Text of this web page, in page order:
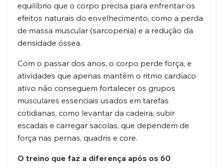
equilíbrio que o corpo precisa para enfrentar os
efeitos naturais do envelhecimento, como a perda
de massa muscular (sarcopenia) e a redução da
densidade óssea.
Com o passar dos anos, o corpo perde força, e
atividades que apenas mantêm o ritmo cardíaco
ativo não conseguem fortalecer os grupos
musculares essenciais usados em tarefas
cotidianas, como levantar da cadeira, subir
escadas e carregar sacolas, que dependem de
força nas pernas, quadris e core.
O treino que faz a diferença após os 60